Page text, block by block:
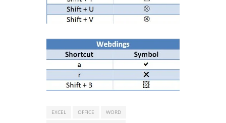
EXCEL OFFICE
WORD